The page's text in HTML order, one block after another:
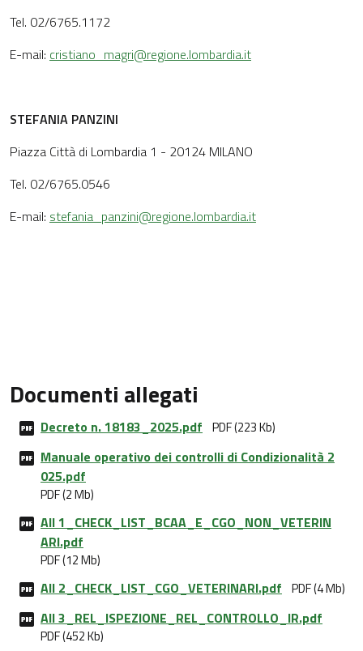
Tel. 02/6765.1172
E-mail: cristiano_magri@regione.lombardia.it
STEFANIA PANZINI
Piazza Città di Lombardia 1 - 20124 MILANO
Tel. 02/6765.0546
E-mail: stefania_panzini@regione.lombardia.it
Documenti allegati
Decreto n. 18183_2025.pdf PDF (223 Kb)
Manuale operativo dei controlli di Condizionalità 2
025.pdf
PDF (2 Mb)
All 1_CHECK_LIST_BCAA_E_CGO_NON_VETERIN
ARI.pdf
PDF (12 Mb)
All 2_CHECK_LIST_CGO_VETERINARI.pdf PDF (4 Mb)
All 3_REL_ISPEZIONE_REL_CONTROLLO_IR.pdf
PDF (452 Kb)